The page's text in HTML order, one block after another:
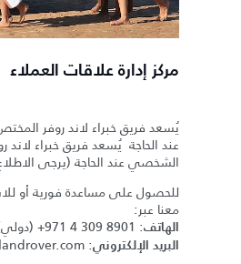
مركز إدارة علاقات العملاء
يُسعد فريق خبراء لاند روفر
عند الحاجة يُسعد فريق خبراء
الشخصي عند الحاجة (يرجى
للحصول على مساعدة فورية أو
معنا عبر:
الهاتف:
+971 4 309 8901
البريد الإلكتروني: